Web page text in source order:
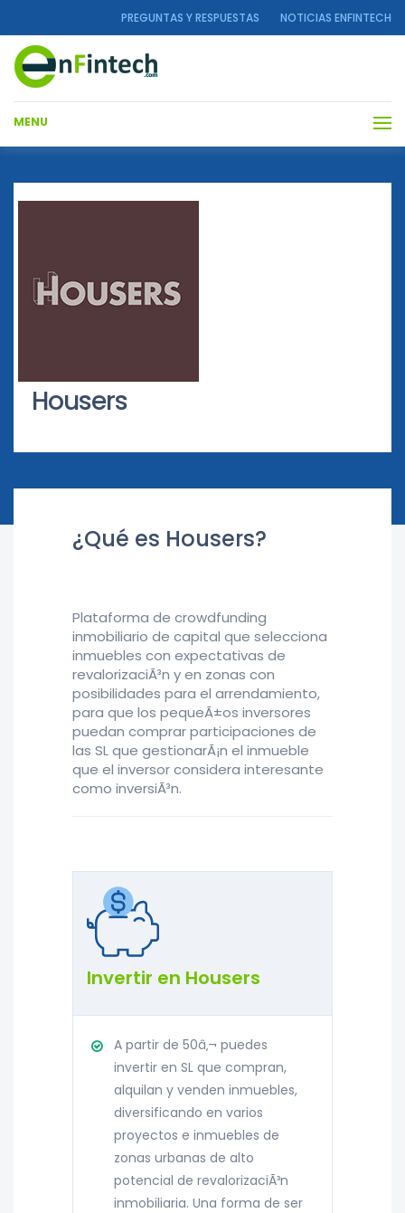
PREGUNTAS Y RESPUESTAS NOTICIAS ENFINTECH
MENU
Housers
¿Qué es Housers?
Plataforma de crowdfunding
inmobiliario de capital que selecciona
inmuebles con expectativas de
revalorizaciÃ³n y en zonas con
posibilidades para el arrendamiento,
para que los pequeÃ±os inversores
puedan comprar participaciones de
las SL que gestionarÃ¡n el inmueble
que el inversor considera interesante
como inversiÃ³n.
Invertir en Housers
A partir de 50â‚¬ puedes
invertir en SL que compran,
alquilan y venden inmuebles,
diversificando en varios
proyectos e inmuebles de
zonas urbanas de alto
potencial de revalorizaciÃ³n
inmobiliaria. Una forma de ser